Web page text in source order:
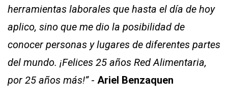
herramientas laborales que hasta el día de hoy
aplico, sino que me dio la posibilidad de
conocer personas y lugares de diferentes partes
del mundo. ¡Felices 25 años Red Alimentaria,
por 25 años más!”- Ariel Benzaquen